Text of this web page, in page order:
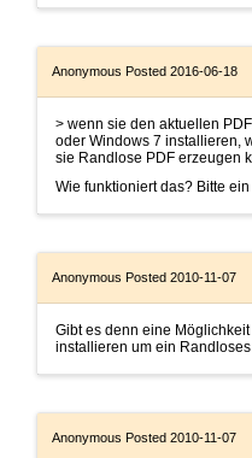
Anonymous Posted 2016-06-18
> wenn sie den aktuellen
oder Windows 7 installieren,
sie Randlose PDF erzeugen
Wie funktioniert das? Bitte
Anonymous Posted 2010-11-07
Gibt es denn eine
installieren um ein
Anonymous Posted 2010-11-07